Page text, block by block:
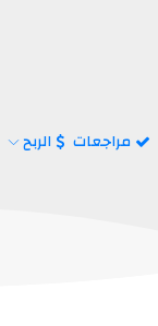
مراجعات الربح